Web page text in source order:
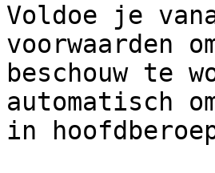
Voldoe je
voorwaarden
beschouw te
automatisch
in